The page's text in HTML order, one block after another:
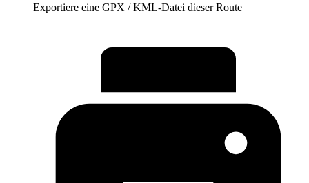
Exportiere eine GPX / KML-Datei dieser Route